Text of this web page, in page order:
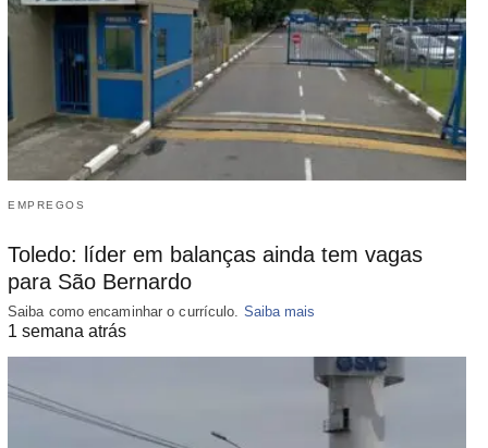
EMPREGOS
Toledo: líder em balanças ainda tem vagas
para São Bernardo
Saiba como encaminhar o currículo. Saiba mais
1 semana atrás